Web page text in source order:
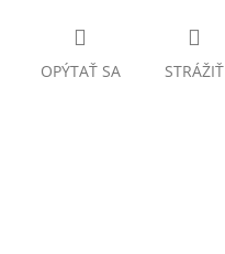
OPÝTAŤ SA STRÁŽIŤ